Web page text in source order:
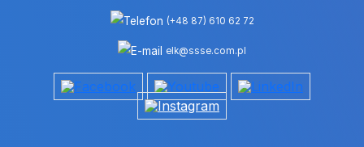
(+48 87) 610 62 72
elk@ssse.com.pl